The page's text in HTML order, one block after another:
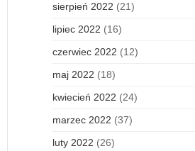
sierpień 2022 (21)
lipiec 2022 (16)
czerwiec 2022 (12)
maj 2022 (18)
kwiecień 2022 (24)
marzec 2022 (37)
luty 2022 (26)